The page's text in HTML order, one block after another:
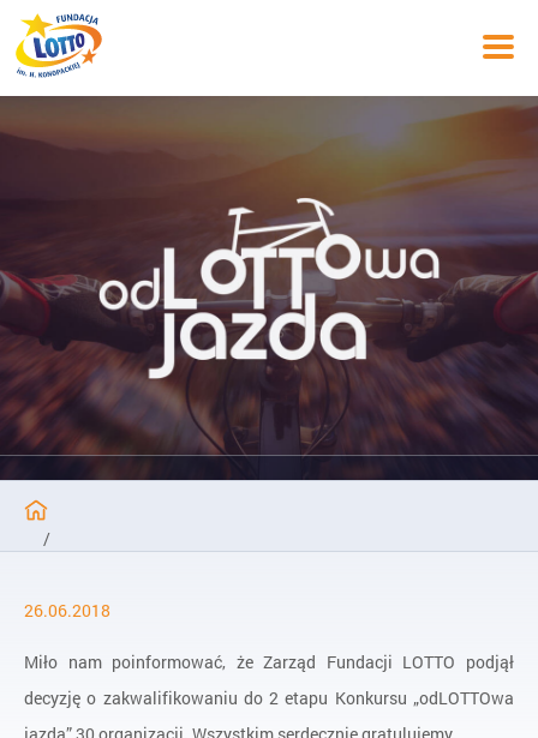
/
/
Znane są już wyniki kwalifikacji do 2 etapu Konkursu
26.06.2018
Miło nam poinformować, że Zarząd Fundacji LOTTO podjął
decyzję o zakwalifikowaniu do 2 etapu Konkursu „odLOTTOwa